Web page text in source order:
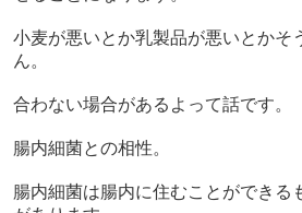
小麦が悪いとか乳製品が悪いとかそ
ん。
合わない場合があるよって話です。
腸内細菌との相性。
腸内細菌は腸内に住むことができる